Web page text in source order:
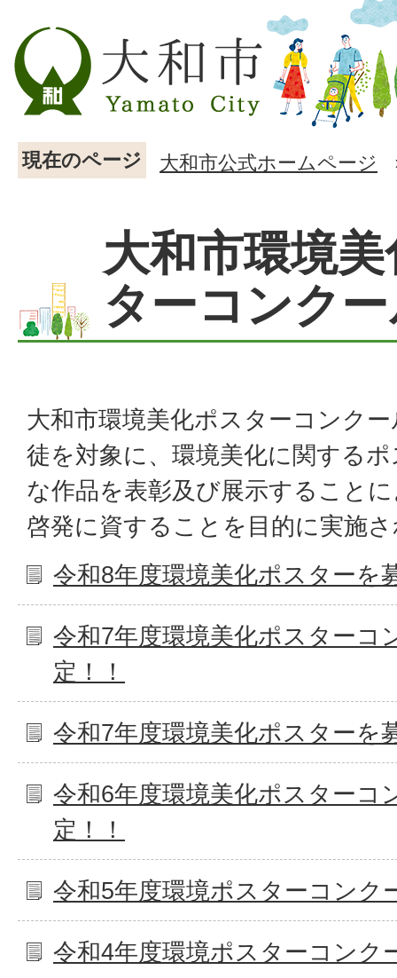
現在のページ 大和市公式ホームページ
大和市環境
ターコンク
大和市環境美化ポスターコンク
徒を対象に、環境美化に関する
な作品を表彰及び展示すること
啓発に資することを目的に実施
令和8年度環境美化ポスターを
令和7年度環境美化ポスターコ
定！！
令和7年度環境美化ポスターを
令和6年度環境美化ポスターコ
定！！
令和5年度環境ポスターコンク
令和4年度環境ポスターコンク